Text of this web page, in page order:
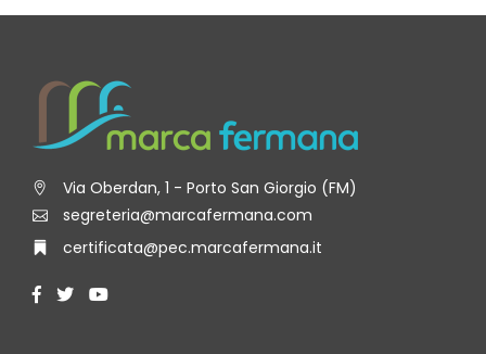
Via Oberdan, 1 - Porto San Giorgio (FM)
segreteria@marcafermana.com
certificata@pec.marcafermana.it